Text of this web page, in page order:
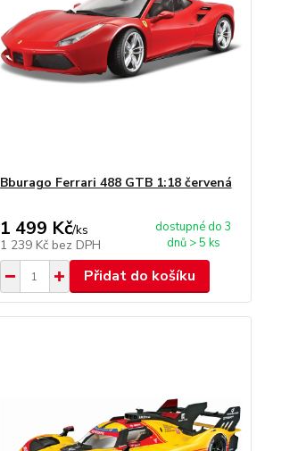
Bburago Ferrari 488 GTB 1:18 červená
1 499 Kč/ks
1 239 Kč bez DPH
dostupné do 3
dnů > 5 ks
Přidat do košíku